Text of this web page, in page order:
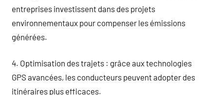
entreprises investissent dans des projets
environnementaux pour compenser les émissions
générées.
4. Optimisation des trajets : grâce aux technologies
GPS avancées, les conducteurs peuvent adopter des
itinéraires plus efficaces.